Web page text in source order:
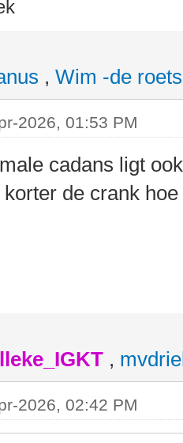
, Wim -de
2026, 01:53 PM
cadans ligt
korter de crank
,
2026, 02:42 PM